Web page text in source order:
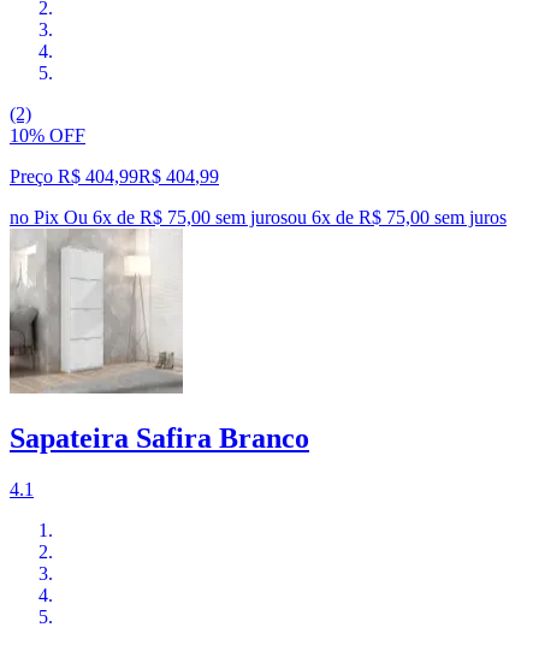
(2)
10% OFF
Preço R$ 404,99R$ 404,99
no Pix Ou 6x de R$ 75,00 sem jurosou 6x de R$ 75,00 sem juros
Sapateira Safira Branco
4.1